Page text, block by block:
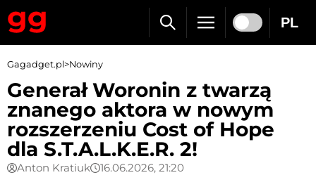
PL
Gagadget.pl>Nowiny
Generał Woronin z twarzą
znanego aktora w nowym
rozszerzeniu Cost of Hope
dla S.T.A.L.K.E.R. 2!
Anton Kratiuk 16.06.2026, 21:20